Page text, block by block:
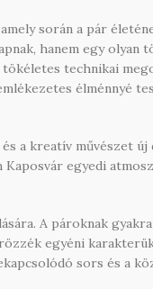
során a pár
hanem egy
technikai
élménnyé
a kreatív művészet
egyedi
A pároknak
egyéni
sors és a